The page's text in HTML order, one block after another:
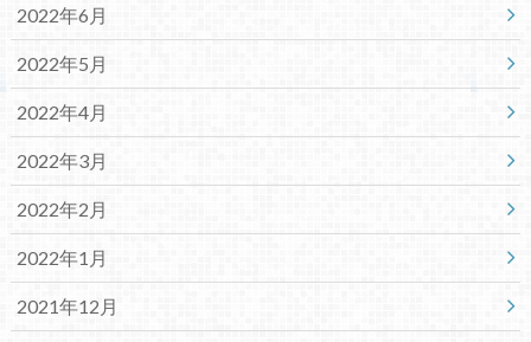
2022年6月
2022年5月
2022年4月
2022年3月
2022年2月
2022年1月
2021年12月